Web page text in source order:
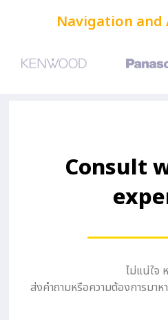
Navigation and
Consult
ไม่แน่ใจ
ส่งคำถามหรือความต้องการมาห